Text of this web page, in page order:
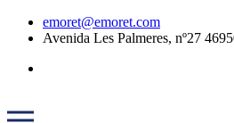
emoret@emoret.com
Avenida Les Palmeres, nº27